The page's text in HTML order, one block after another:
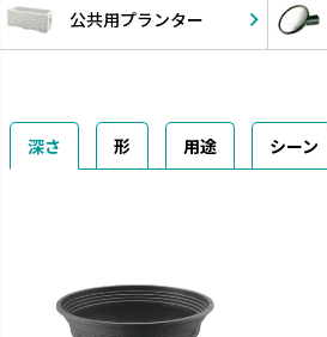
公共用プランター
深さ 形 用途 シーン